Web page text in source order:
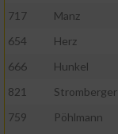
717
Manz
654
Herz
666
Hunkel
821
Stromberger
759
Pöhlmann